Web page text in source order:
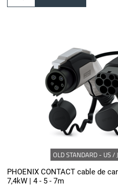
OLD STANDARD - US /
PHOENIX CONTACT cable de
7,4kW | 4 - 5 - 7m